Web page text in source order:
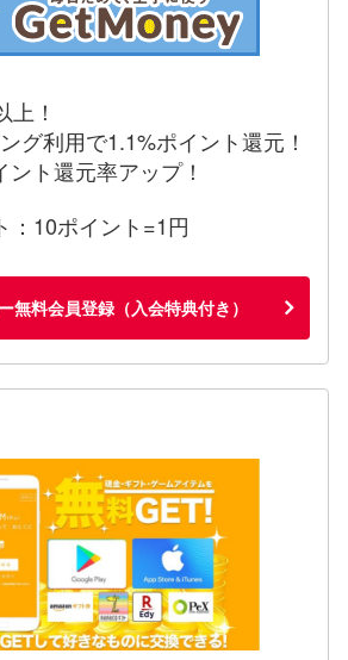
！
グ利用で1.1%ポイント還元！
ト還元率アップ！
：10ポイント=1円
無料会員登録（入会特典付き）